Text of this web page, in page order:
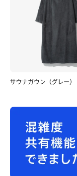
サウナガウン（グレー）